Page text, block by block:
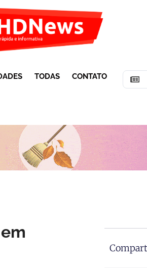
TODAS CONTATO